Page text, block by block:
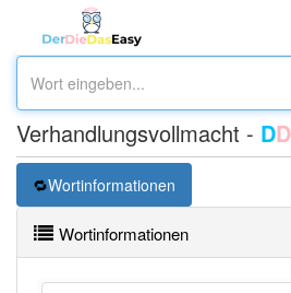
Verhandlungsvollmacht - DD
Wortinformationen
Wortinformationen